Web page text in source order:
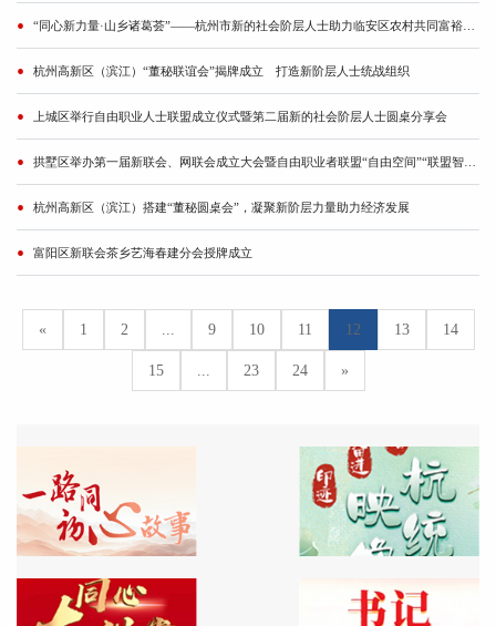
杭州高新区（滨江）“董秘联谊会”揭牌成立 打造新阶层人士统战组织
上城区举行自由职业人士联盟成立仪式暨第二届新的社会阶层人士圆桌分享会
杭州高新区（滨江）搭建“董秘圆桌会”，凝聚新阶层力量助力经济发展
富阳区新联会茶乡艺海春建分会授牌成立
« 1 2 ... 9 10 11 12 13 14
15 ... 23 24 »